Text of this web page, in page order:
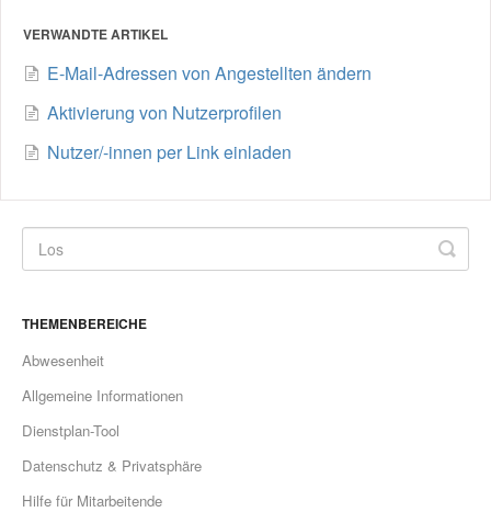
VERWANDTE ARTIKEL
E-Mail-Adressen von Angestellten ändern
Aktivierung von Nutzerprofilen
Nutzer/-innen per Link einladen
THEMENBEREICHE
Abwesenheit
Allgemeine Informationen
Dienstplan-Tool
Datenschutz & Privatsphäre
Hilfe für Mitarbeitende